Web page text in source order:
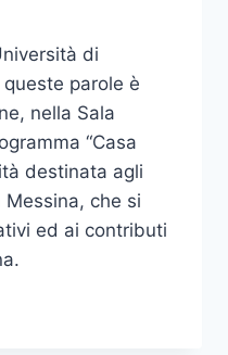
di
parole è
nella Sala
“Casa
destinata agli
che si
ed ai contributi